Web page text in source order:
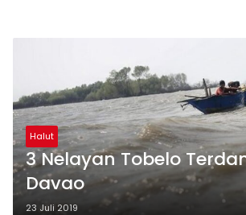
Halut
3 Nelayan Tobelo
Davao
23 Juli 2019